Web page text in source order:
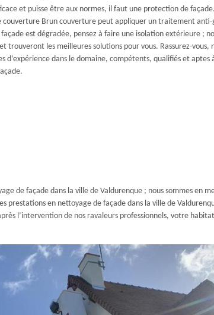
et puisse être aux normes, il faut une protection de
couverture Brun couverture peut appliquer un traitement
est dégradée, pensez à faire une isolation extérieure ;
trouveront les meilleures solutions pour vous. Rassurez-vous,
d’expérience dans le domaine, compétents, qualifiés et aptes
de façade dans la ville de Valdurenque ; nous sommes en
en nettoyage de façade dans la ville de
l’intervention de nos ravaleurs professionnels, votre